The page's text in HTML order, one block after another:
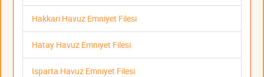
Hakkari Havuz Emniyet Filesi
Hatay Havuz Emniyet Filesi
Isparta Havuz Emniyet Filesi